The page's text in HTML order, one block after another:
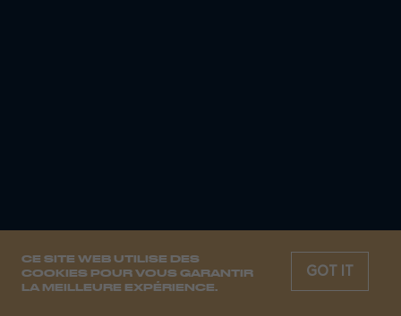
CE SITE WEB UTILISE DES
COOKIES POUR VOUS GARANTIR
LA MEILLEURE EXPÉRIENCE.
GOT IT